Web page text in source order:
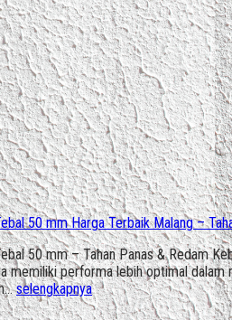
50 mm Harga Terbaik Malang –
50 mm – Tahan Panas & Redam
memiliki performa lebih optimal
selengkapnya